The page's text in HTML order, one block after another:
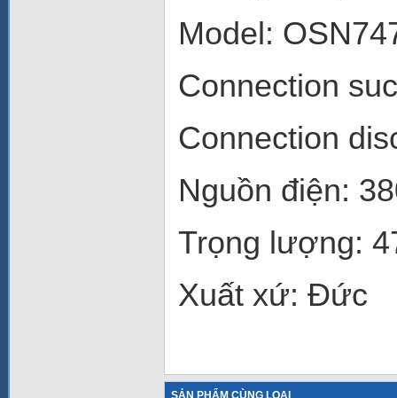
Model:
Connection
Connection
Nguồn điện:
Trọng lượng:
Xuất xứ: Đức
SẢN PHẨM CÙNG LOẠI